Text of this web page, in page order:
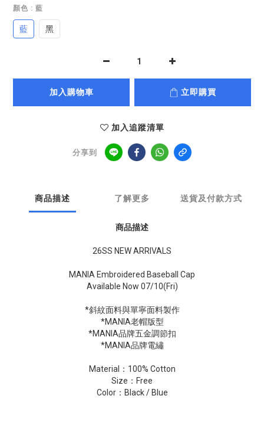
顏色 : 藍
藍 黑
加入購物車 立即購買
加入追蹤清單
分享到
商品描述 了解更多 送貨及付款方式
商品描述
26SS NEW ARRIVALS
MANIA Embroidered Baseball Cap
Available Now 07/10(Fri)
*斜紋面料與單寧面料製作
*MANIA老帽版型
*MANIA品牌五金調節扣
*MANIA品牌電繡
Material：100% Cotton
Size：Free
Color：Black / Blue